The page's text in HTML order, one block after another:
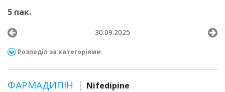
5 пак.
30.09.2025
Розподіл за категоріями
ФАРМАДИПІН
Nifedipine